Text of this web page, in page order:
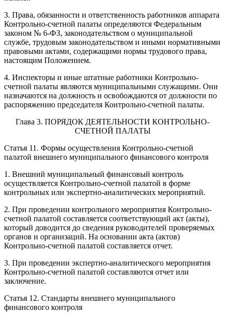
3. Права, обязанности и ответственность работников аппарата
Контрольно-счетной палаты определяются Федеральным
законом № 6-ФЗ, законодательством о муниципальной
службе, трудовым законодательством и иными нормативными
правовыми актами, содержащими нормы трудового права,
настоящим Положением.
4. Инспекторы и иные штатные работники Контрольно-
счетной палаты являются муниципальными служащими. Они
назначаются на должность и освобождаются от должности по
распоряжению председателя Контрольно-счетной палаты.
Глава 3. ПОРЯДОК ДЕЯТЕЛЬНОСТИ КОНТРОЛЬНО-
СЧЕТНОЙ ПАЛАТЫ
Статья 11. Формы осуществления Контрольно-счетной
палатой внешнего муниципального финансового контроля
1. Внешний муниципальный финансовый контроль
осуществляется Контрольно-счетной палатой в форме
контрольных или экспертно-аналитических мероприятий.
2. При проведении контрольного мероприятия Контрольно-
счетной палатой составляется соответствующий акт (акты),
который доводится до сведения руководителей проверяемых
органов и организаций. На основании акта (актов)
Контрольно-счетной палатой составляется отчет.
3. При проведении экспертно-аналитического мероприятия
Контрольно-счетной палатой составляются отчет или
заключение.
Статья 12. Стандарты внешнего муниципального
финансового контроля